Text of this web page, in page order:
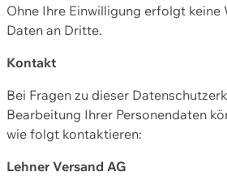
Ohne Ihre Einwilligung erfolgt keine
Daten an Dritte.
Kontakt
Bei Fragen zu dieser
Bearbeitung Ihrer Personendaten
wie folgt kontaktieren:
Lehner Versand AG